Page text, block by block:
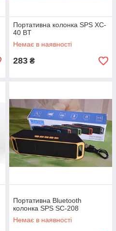
Портативна колонка SPS XC-
40 BT
Немає в наявності
283 ₴
Портативна Bluetooth
колонка SPS SC-208
Немає в наявності